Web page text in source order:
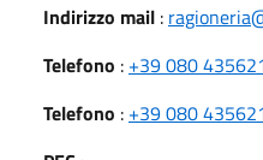
Indirizzo mail :
Telefono : +39 080
Telefono : +39 080